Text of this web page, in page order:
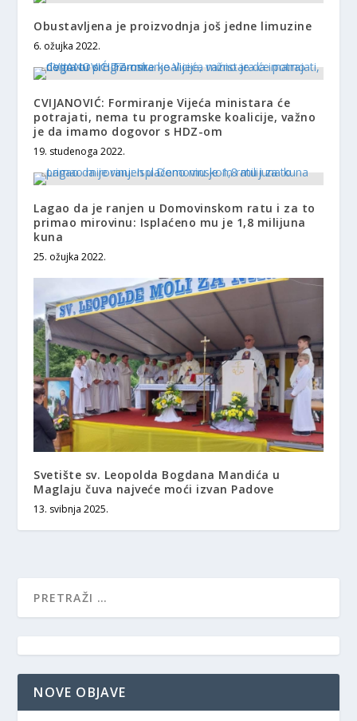
Obustavljena je proizvodnja još jedne limuzine
6. ožujka 2022.
CVIJANOVIĆ: Formiranje Vijeća ministara će
potrajati, nema tu programske koalicije, važno
je da imamo dogovor s HDZ-om
19. studenoga 2022.
Lagao da je ranjen u Domovinskom ratu i za to
primao mirovinu: Isplaćeno mu je 1,8 milijuna
kuna
25. ožujka 2022.
Svetište sv. Leopolda Bogdana Mandića u
Maglaju čuva najveće moći izvan Padove
13. svibnja 2025.
NOVE OBJAVE